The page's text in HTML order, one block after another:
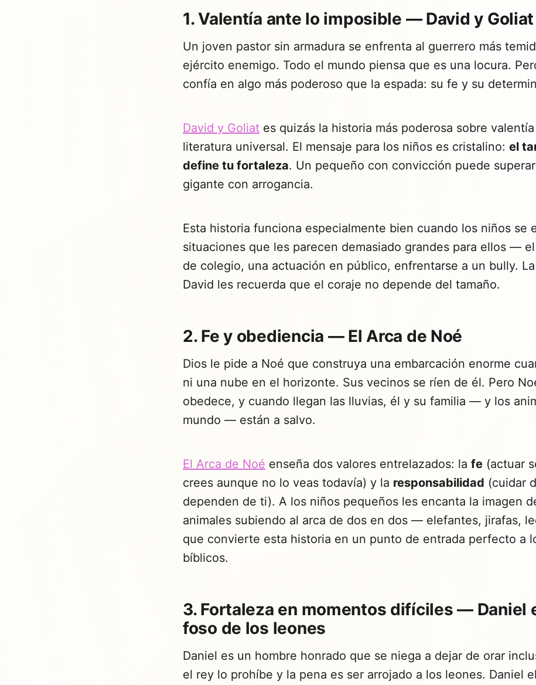
1. Valentía ante lo imposible — David y Goliat
Un joven pastor sin armadura se enfrenta al guerrero más
ejército enemigo. Todo el mundo piensa que es una locura.
confía en algo más poderoso que la espada: su fe y su
David y Goliat es quizás la historia más poderosa sobre
literatura universal. El mensaje para los niños es cristalino: el
define tu fortaleza. Un pequeño con convicción puede
gigante con arrogancia.
Esta historia funciona especialmente bien cuando los niños se
situaciones que les parecen demasiado grandes para ellos —
de colegio, una actuación en público, enfrentarse a un bully.
David les recuerda que el coraje no depende del tamaño.
2. Fe y obediencia — El Arca de Noé
Dios le pide a Noé que construya una embarcación enorme
ni una nube en el horizonte. Sus vecinos se ríen de él. Pero
obedece, y cuando llegan las lluvias, él y su familia — y los
mundo — están a salvo.
El Arca de Noé enseña dos valores entrelazados: la fe (actuar
crees aunque no lo veas todavía) y la responsabilidad (cuidar
dependen de ti). A los niños pequeños les encanta la imagen
animales subiendo al arca de dos en dos — elefantes, jirafas,
que convierte esta historia en un punto de entrada perfecto a
bíblicos.
3. Fortaleza en momentos difíciles — Daniel
foso de los leones
Daniel es un hombre honrado que se niega a dejar de orar
el rey lo prohíbe y la pena es ser arrojado a los leones. Daniel